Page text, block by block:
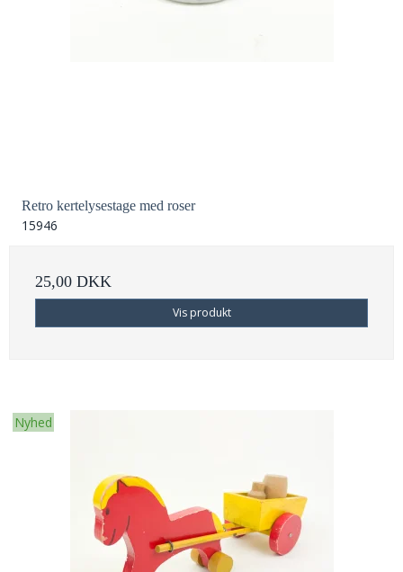
Retro kertelysestage med roser
15946
25,00 DKK
Vis produkt
Nyhed